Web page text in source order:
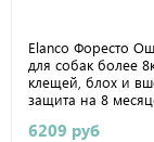
Elanco Форесто
для собак более
клещей, блох и
защита на 8
6209 руб